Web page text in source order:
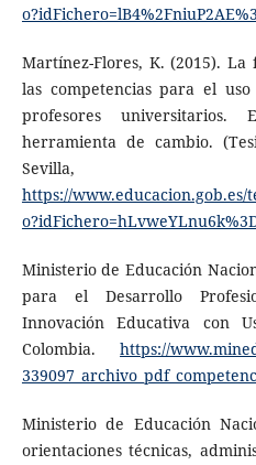
Martínez-Flores, K. (2015).
las competencias para el
profesores
herramienta de cambio.
Sevilla,
https://
Ministerio de Educación
para el Desarrollo
Innovación Educativa con
Colombia.https://
Ministerio de Educación
orientaciones técnicas,